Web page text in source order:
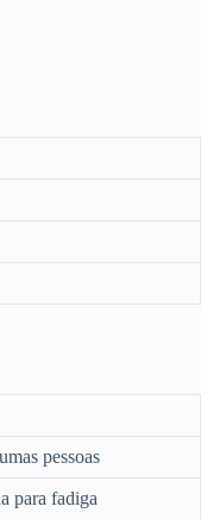
pessoas
para fadiga